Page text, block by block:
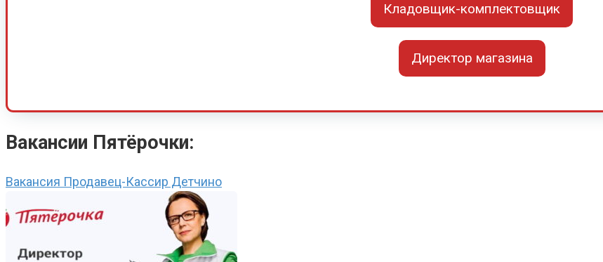
Кладовщик-комплектовщик
Директор магазина
Вакансии Пятёрочки:
Вакансия Продавец-Кассир Детчино